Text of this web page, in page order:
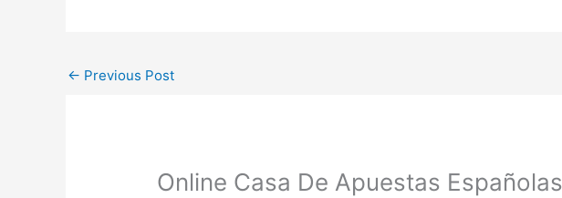
← Previous Post
Online Casa De Apuestas Españolas